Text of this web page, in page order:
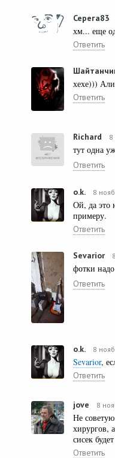
Серега83
хм... еще
Ответить
хехе)))
Ответить
Richard 8
тут одна
Ответить
o.k. 8
Ой, да это
примеру.
Ответить
Sevarior
фотки
Ответить
o.k. 8
Sevarior,
Ответить
jove 8
Не
хирургов,
сисек
Ответить